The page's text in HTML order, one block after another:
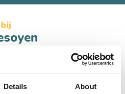
Details About
van een goedgetapt glas bier,
muziekje op de